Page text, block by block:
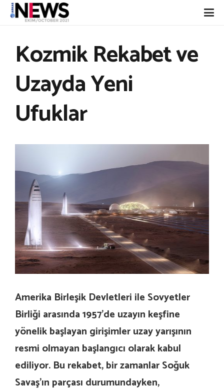
Kozmik Rekabet ve
Uzayda Yeni
Ufuklar
Amerika Birleşik Devletleri ile Sovyetler
Birliği arasında 1957’de uzayın keşfine
yönelik başlayan girişimler uzay yarışının
resmi olmayan başlangıcı olarak kabul
ediliyor. Bu rekabet, bir zamanlar Soğuk
Savaş’ın parçası durumundayken,